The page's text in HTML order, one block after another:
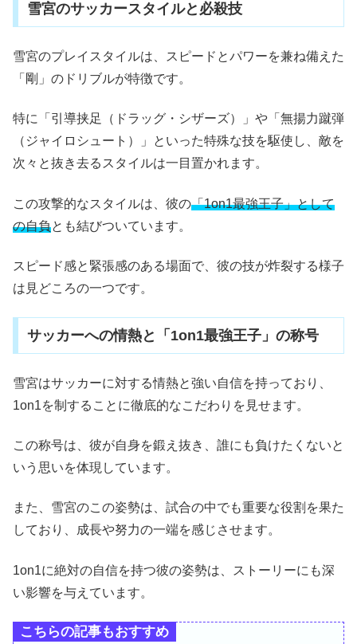
雪宮のサッカースタイルと必殺技
雪宮のプレイスタイルは、スピードとパワーを兼ね備えた
「剛」のドリブルが特徴です。
特に「引導挟足（ドラッグ・シザーズ）」や「無揚力蹴弾
（ジャイロシュート）」といった特殊な技を駆使し、敵を
次々と抜き去るスタイルは一目置かれます。
この攻撃的なスタイルは、彼の「1on1最強王子」として
の自負とも結びついています。
スピード感と緊張感のある場面で、彼の技が炸裂する様子
は見どころの一つです。
サッカーへの情熱と「1on1最強王子」の称号
雪宮はサッカーに対する情熱と強い自信を持っており、
1on1を制することに徹底的なこだわりを見せます。
この称号は、彼が自身を鍛え抜き、誰にも負けたくないと
いう思いを体現しています。
また、雪宮のこの姿勢は、試合の中でも重要な役割を果た
しており、成長や努力の一端を感じさせます。
1on1に絶対の自信を持つ彼の姿勢は、ストーリーにも深
い影響を与えています。
こちらの記事もおすすめ